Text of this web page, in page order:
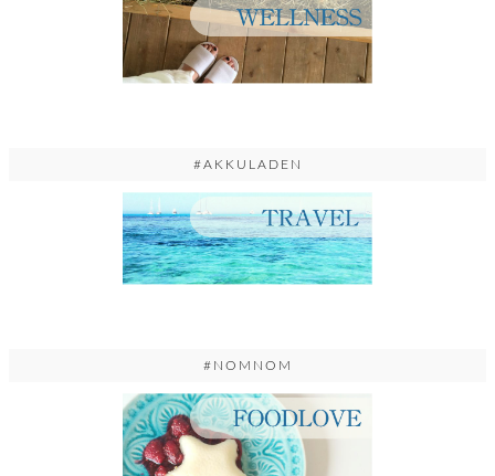
#AKKULADEN
#NOMNOM